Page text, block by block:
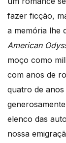
fazer ficção,
a memória lhe
American O
moço como
com anos de
quatro de anos
elenco das
nossa